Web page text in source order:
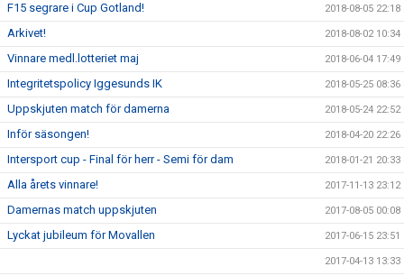
F15 segrare i Cup Gotland! 2018-08-05 22:18
Arkivet! 2018-08-02 10:34
Vinnare medl.lotteriet maj 2018-06-04 17:49
Integritetspolicy Iggesunds IK 2018-05-25 08:36
Uppskjuten match för damerna 2018-05-24 22:52
Inför säsongen! 2018-04-20 22:26
Intersport cup - Final för herr - Semi för dam 2018-01-21 20:33
Alla årets vinnare! 2017-11-13 23:12
Damernas match uppskjuten 2017-08-05 00:08
Lyckat jubileum för Movallen 2017-06-15 23:51
2017-04-13 13:33